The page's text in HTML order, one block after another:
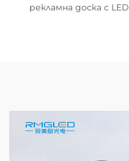
рекламна доска с LED